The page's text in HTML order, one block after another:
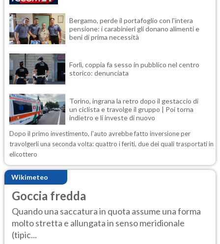
Bergamo, perde il portafoglio con l'intera
pensione: i carabinieri gli donano alimenti e
beni di prima necessità
Forlì, coppia fa sesso in pubblico nel centro
storico: denunciata
Torino, ingrana la retro dopo il gestaccio di
un ciclista e travolge il gruppo | Poi torna
indietro e li investe di nuovo
Dopo il primo investimento, l'auto avrebbe fatto inversione per
travolgerli una seconda volta: quattro i feriti, due dei quali trasportati in
elicottero
Wikimeteo
Goccia fredda
Quando una saccatura in quota assume una forma
molto stretta e allungata in senso meridionale
(tipic...